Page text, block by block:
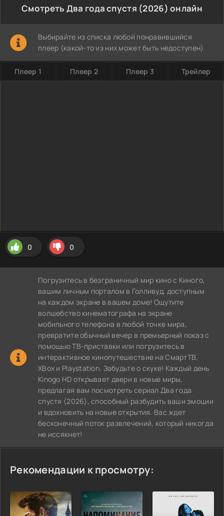
Смотреть Два года спустя (2026) онлайн
Выбирайте из списка любой понравившийся
плеер (какой-то из них может быть недоступен)
Плеер 1 Плеер 2 Плеер 3 Трейлер
0 0
Погрузитесь в безграничный мир кино с Киного,
вашим личным порталом в Голливуд, доступным
на каждом экране в вашем доме! Ощутите
волшебство кинематографа на экране
мобильного телефона в любой точке мира,
превратите обычный вечер в премьерный показ с
помощью ТВ-приставки или погрузитесь в
интерактивное кинопутешествие на СмартТВ,
XBox и Playstation. Забудьте о скуке! Каждый день
Kinogo HD открывает двери в новые миры,
предлагая вам посмотреть сериал Два года
спустя (2026), способный разбудить ваши эмоции
и вдохновить на новые открытия. Вас ждет
бесконечный поток развлечений, который никогда
не иссякнет!
Рекомендации к просмотру: